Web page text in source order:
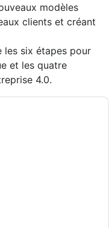
modèles
clients et créant
les six étapes pour
et les quatre
4.0.